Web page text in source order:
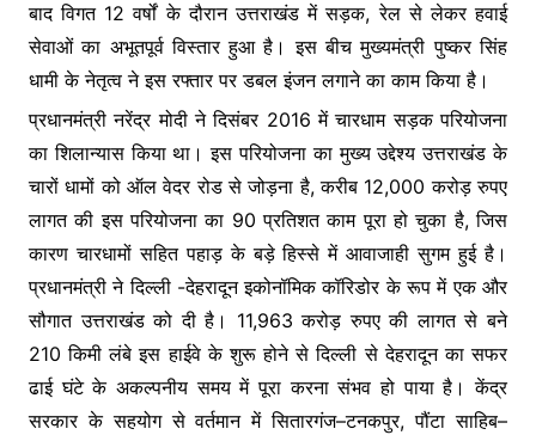
बाद विगत 12 वर्षों के दौरान उत्तराखंड में सड़क, रेल से लेकर हवाई
सेवाओं का अभूतपूर्व विस्तार हुआ है। इस बीच मुख्यमंत्री पुष्कर सिंह
धामी के नेतृत्व ने इस रफ्तार पर डबल इंजन लगाने का काम किया है।
प्रधानमंत्री नरेंद्र मोदी ने दिसंबर 2016 में चारधाम सड़क परियोजना
का शिलान्यास किया था। इस परियोजना का मुख्य उद्देश्य उत्तराखंड के
चारों धामों को ऑल वेदर रोड से जोड़ना है, करीब 12,000 करोड़ रुपए
लागत की इस परियोजना का 90 प्रतिशत काम पूरा हो चुका है, जिस
कारण चारधामों सहित पहाड़ के बड़े हिस्से में आवाजाही सुगम हुई है।
प्रधानमंत्री ने दिल्ली -देहरादून इकोनॉमिक कॉरिडोर के रूप में एक और
सौगात उत्तराखंड को दी है। 11,963 करोड़ रुपए की लागत से बने
210 किमी लंबे इस हाईवे के शुरू होने से दिल्ली से देहरादून का सफर
ढाई घंटे के अकल्पनीय समय में पूरा करना संभव हो पाया है। केंद्र
सरकार के सहयोग से वर्तमान में सितारगंज–टनकपुर, पौंटा साहिब–